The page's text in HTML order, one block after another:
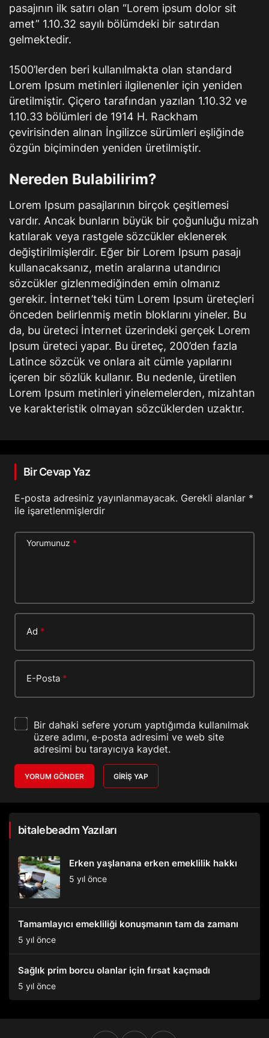
pasajının ilk satırı olan “Lorem ipsum dolor sit
amet” 1.10.32 sayılı bölümdeki bir satırdan
gelmektedir.
1500’lerden beri kullanılmakta olan standard
Lorem Ipsum metinleri ilgilenenler için yeniden
üretilmiştir. Çiçero tarafından yazılan 1.10.32 ve
1.10.33 bölümleri de 1914 H. Rackham
çevirisinden alınan İngilizce sürümleri eşliğinde
özgün biçiminden yeniden üretilmiştir.
Nereden Bulabilirim?
Lorem Ipsum pasajlarının birçok çeşitlemesi
vardır. Ancak bunların büyük bir çoğunluğu mizah
katılarak veya rastgele sözcükler eklenerek
değiştirilmişlerdir. Eğer bir Lorem Ipsum pasajı
kullanacaksanız, metin aralarına utandırıcı
sözcükler gizlenmediğinden emin olmanız
gerekir. İnternet’teki tüm Lorem Ipsum üreteçleri
önceden belirlenmiş metin bloklarını yineler. Bu
da, bu üreteci İnternet üzerindeki gerçek Lorem
Ipsum üreteci yapar. Bu üreteç, 200’den fazla
Latince sözcük ve onlara ait cümle yapılarını
içeren bir sözlük kullanır. Bu nedenle, üretilen
Lorem Ipsum metinleri yinelemelerden, mizahtan
ve karakteristik olmayan sözcüklerden uzaktır.
Bir Cevap Yaz
E-posta adresiniz yayınlanmayacak. Gerekli alanlar *
ile işaretlenmişlerdir
Yorumunuz *
Ad *
E-Posta *
Bir dahaki sefere yorum yaptığımda kullanılmak
üzere adımı, e-posta adresimi ve web site
adresimi bu tarayıcıya kaydet.
YORUM GÖNDER GIRIŞ YAP
bitalebeadm Yazıları
Erken yaşlanana erken emeklilik hakkı
5 yıl önce
Tamamlayıcı emekliliği konuşmanın tam da zamanı
5 yıl önce
Sağlık prim borcu olanlar için fırsat kaçmadı
5 yıl önce